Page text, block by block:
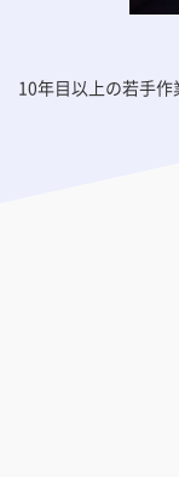
10年目以上の若手